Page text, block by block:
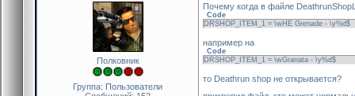
Полковник
Группа: Пользователи
Почему когда в файле
Code
DRSHOP_ITEM_1 = \wHE Grenade - \y%d$
например на
Code
DRSHOP_ITEM_1 = \wGranata - \y%d$
то Deathrun shop не открывается?